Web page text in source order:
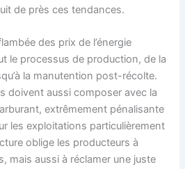
de près ces tendances.
des prix de l’énergie
le processus de production, de la
la manutention post-récolte.
doivent aussi composer avec la
extrêmement pénalisante
les exploitations particulièrement
oblige les producteurs à
mais aussi à réclamer une juste